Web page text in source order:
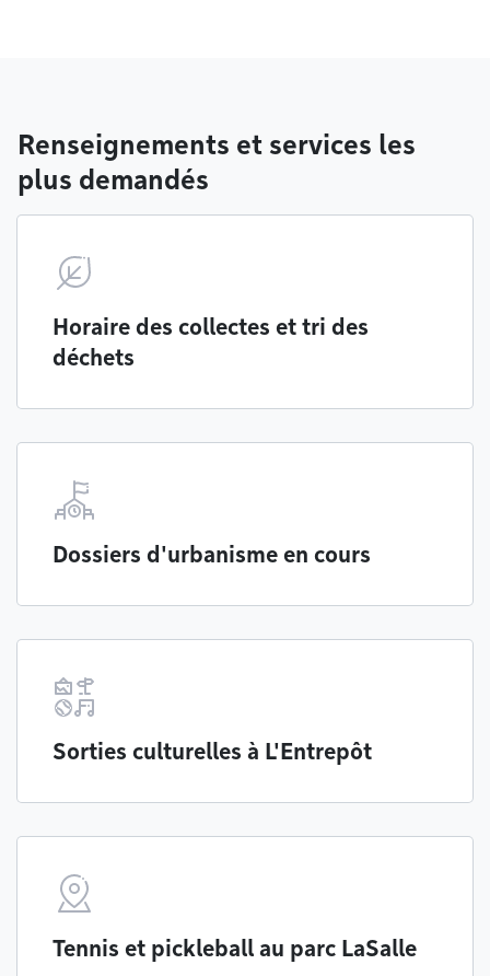
Renseignements et services les
plus demandés
Horaire des collectes et tri des
déchets
Dossiers d'urbanisme en cours
Sorties culturelles à L'Entrepôt
Tennis et pickleball au parc LaSalle